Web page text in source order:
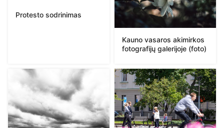
Protesto sodrinimas
Kauno vasaros akimirkos
fotografijų galerijoje (foto)